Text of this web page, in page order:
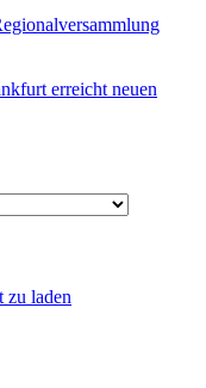
erreicht neuen
zu laden